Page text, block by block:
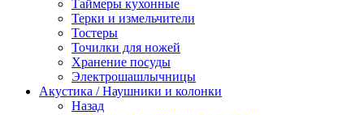
Таймеры кухонные
Терки и измельчители
Тостеры
Точилки для ножей
Хранение посуды
Электрошашлычницы
Акустика / Наушники и колонки
Назад